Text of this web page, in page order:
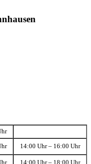
14:00 Uhr – 16:00 Uhr